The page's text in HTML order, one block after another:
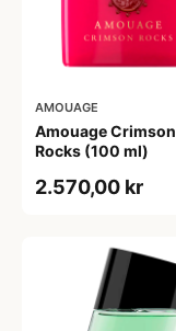
AMOUAGE
Amouage Crimson
Rocks (100 ml)
2.570,00 kr